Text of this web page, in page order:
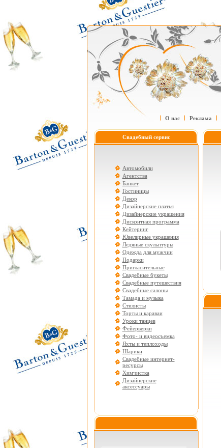
О нас Реклама
Свадебный сервис
Автомобили
Агентства
Банкет
Гостиницы
Декор
Дизайнерские платья
Дизайнерские украшения
Дисконтная программа
Кейтеринг
Ювелирные украшения
Ледяные скульптуры
Одежда для мужчин
Подарки
Пригласительные
Свадебные букеты
Свадебные путешествия
Свадебные салоны
Тамада и музыка
Стилисты
Торты и караваи
Уроки танцев
Фейерверки
Фото- и видеосъемка
Яхты и теплоходы
Шарики
Свадебные интернет-
ресурсы
Химчистка
Дизайнерские
аксессуары